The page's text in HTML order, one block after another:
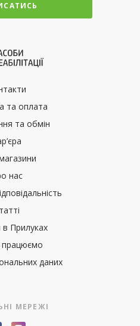
та оплата
та обмін
нас
Прилуках
даних
МЕРЕЖІ